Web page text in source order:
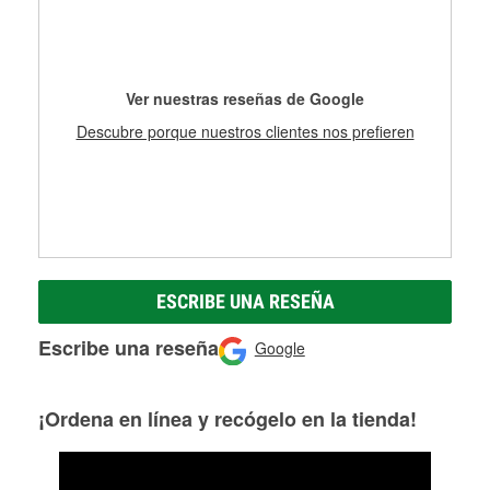
Ver nuestras reseñas de Google
Descubre porque nuestros clientes nos prefieren
ESCRIBE UNA RESEÑA
Escribe una reseña Google
¡Ordena en línea y recógelo en la tienda!